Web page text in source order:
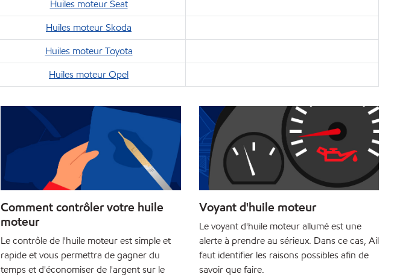
Huiles moteur Seat
Huiles moteur Skoda
Huiles moteur Toyota
Huiles moteur Opel
Comment contrôler votre huile
moteur
Le contrôle de l'huile moteur est simple et
rapide et vous permettra de gagner du
temps et d'économiser de l'argent sur le
Voyant d'huile moteur
Le voyant d'huile moteur allumé est une
alerte à prendre au sérieux. Dans ce cas, Ail
faut identifier les raisons possibles afin de
savoir que faire.